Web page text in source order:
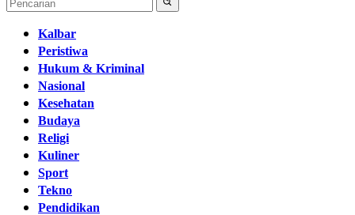
Kalbar
Peristiwa
Hukum & Kriminal
Nasional
Kesehatan
Budaya
Religi
Kuliner
Sport
Tekno
Pendidikan